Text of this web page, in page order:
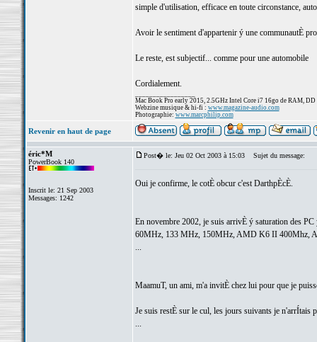
simple d'utilisation, efficace en toute circonstance,
Avoir le sentiment d'appartenir ý une communautÈ
Le reste, est subjectif... comme pour une automobile
Cordialement.
Mac Book Pro early 2015, 2.5GHz Intel Core i7 16go de RAM, DD
Webzine musique & hi-fi : www.magazine-audio.com
Photographie: www.marcphilip.com
Revenir en haut de page
éric*M
PowerBook 140
Inscrit le: 21 Sep 2003
Messages: 1242
Post� le: Jeu 02 Oct 2003 à 15:03 Sujet du message:
Oui je confirme, le cotÈ obcur c'est DarthpÈcÈ.
En novembre 2002, je suis arrivÈ ý saturation des
60MHz, 133 MHz, 150MHz, AMD K6 II 400Mhz,
...
MaamuT, un ami, m'a invitÈ chez lui pour que je
Je suis restÈ sur le cul, les jours suivants je n'arrÍtais
...